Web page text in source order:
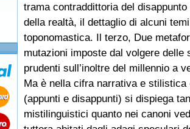
trama contraddittoria del
della realtà, il dettaglio di alcuni
toponomastica. Il terzo, Due
mutazioni imposte dal volgere
prudenti sull’inoltre del millennio a
Ma è nella cifra narrativa e
(appunti e disappunti) si dispiega
mistilinguistici quanto nei canoni